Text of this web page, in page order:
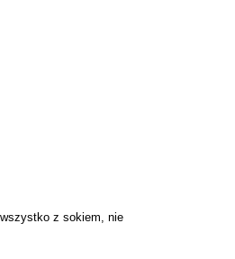
z sokiem, nie